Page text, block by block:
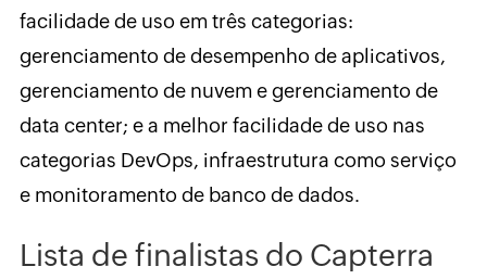
facilidade de uso em três categorias:
gerenciamento de desempenho de aplicativos,
gerenciamento de nuvem e gerenciamento de
data center; e a melhor facilidade de uso nas
categorias DevOps, infraestrutura como serviço
e monitoramento de banco de dados.
Lista de finalistas do Capterra